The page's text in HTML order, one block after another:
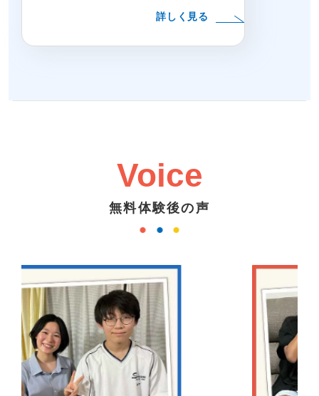
詳しく見る
Voice
無料体験後の声